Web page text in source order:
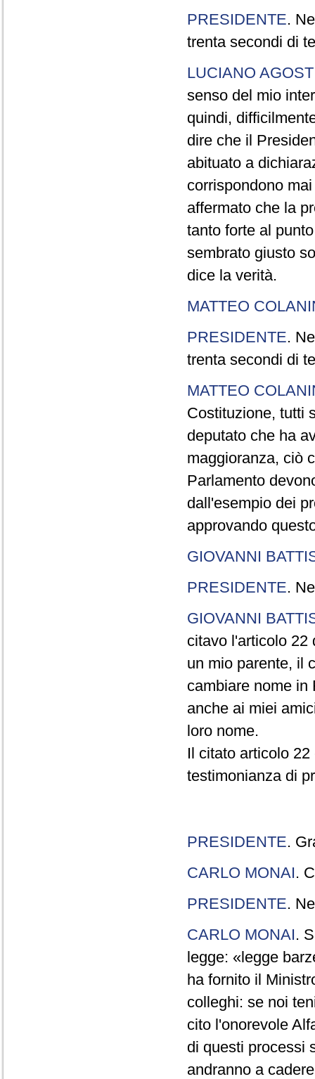
PRESIDENTE.
trenta secondi di
LUCIANO
senso del mio
quindi,
dire che il
abituato a
corrispondono
affermato che la
tanto forte al
sembrato giusto
dice la verità.
MATTEO
PRESIDENTE.
trenta secondi di
MATTEO
Costituzione, tutti
deputato che ha
maggioranza, ciò
Parlamento
dall'esempio dei
approvando
GIOVANNI
PRESIDENTE.
GIOVANNI
citavo l'articolo 22
un mio parente, il
cambiare nome in
anche ai miei
loro nome.
Il citato articolo
testimonianza di
PRESIDENTE.
CARLO MONAI.
PRESIDENTE.
CARLO MONAI.
legge: «legge
ha fornito il
colleghi: se noi
cito l'onorevole
di questi processi
andranno a